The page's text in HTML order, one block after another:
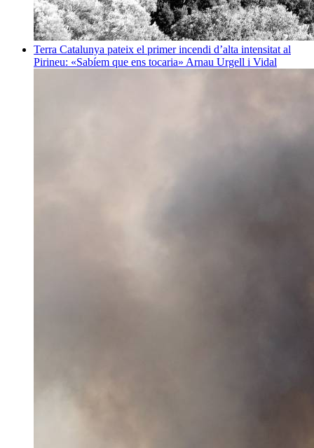
Terra Catalunya pateix el primer incendi d’alta intensitat al
Pirineu: «Sabíem que ens tocaria» Arnau Urgell i Vidal